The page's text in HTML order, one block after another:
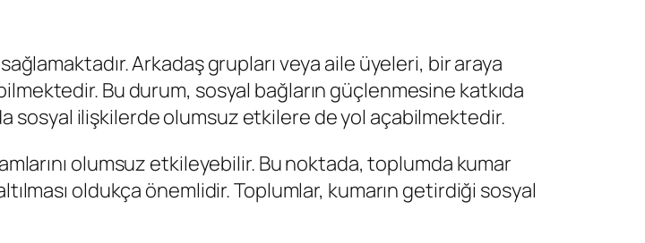
Arkadaş grupları veya aile üyeleri, bir araya
Bu durum, sosyal bağların güçlenmesine katkıda
sosyal ilişkilerde olumsuz etkilere de yol açabilmektedir.
olumsuz etkileyebilir. Bu noktada, toplumda kumar
oldukça önemlidir. Toplumlar, kumarın getirdiği sosyal